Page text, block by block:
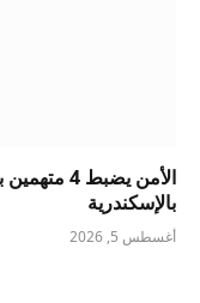
الأمن
بالإسكندرية
أغسطس 5, 2026